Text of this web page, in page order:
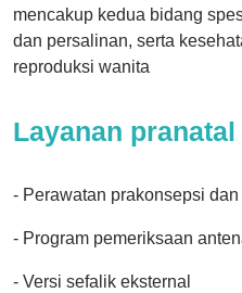
mencakup kedua bidang
dan persalinan, serta
reproduksi wanita
Layanan
- Perawatan prakonsepsi
- Program pemeriksaan
- Versi sefalik eksternal